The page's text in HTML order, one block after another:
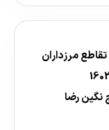
مرزداران
نگین رضا